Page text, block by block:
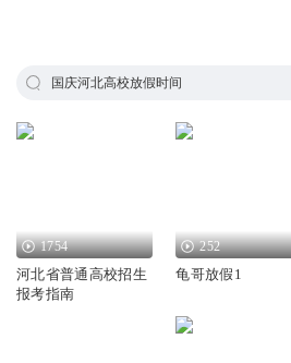
国庆河北高校放假时间
1754
河北省普通高校招生
报考指南
252
龟哥放假1